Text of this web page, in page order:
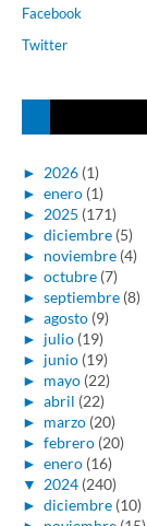
Facebook
Twitter
► 2026 (1)
► enero (1)
► 2025 (171)
► diciembre (5)
► noviembre (4)
► octubre (7)
► septiembre (8)
► agosto (9)
► julio (19)
► junio (19)
► mayo (22)
► abril (22)
► marzo (20)
► febrero (20)
► enero (16)
▼ 2024 (240)
► diciembre (10)